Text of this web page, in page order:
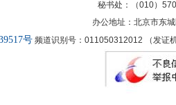
秘书处：（010）
办公地址：北京市东
号频道识别号：011050312012 （发证